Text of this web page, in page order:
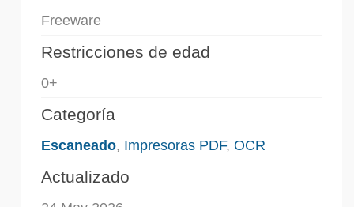
Freeware
Restricciones de edad
0+
Categoría
Escaneado, Impresoras PDF, OCR
Actualizado